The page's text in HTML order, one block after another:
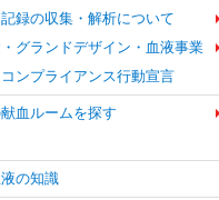
録の収集・解析について
グランドデザイン・血液事業
ンプライアンス行動宣言
血ルームを探す
の知識